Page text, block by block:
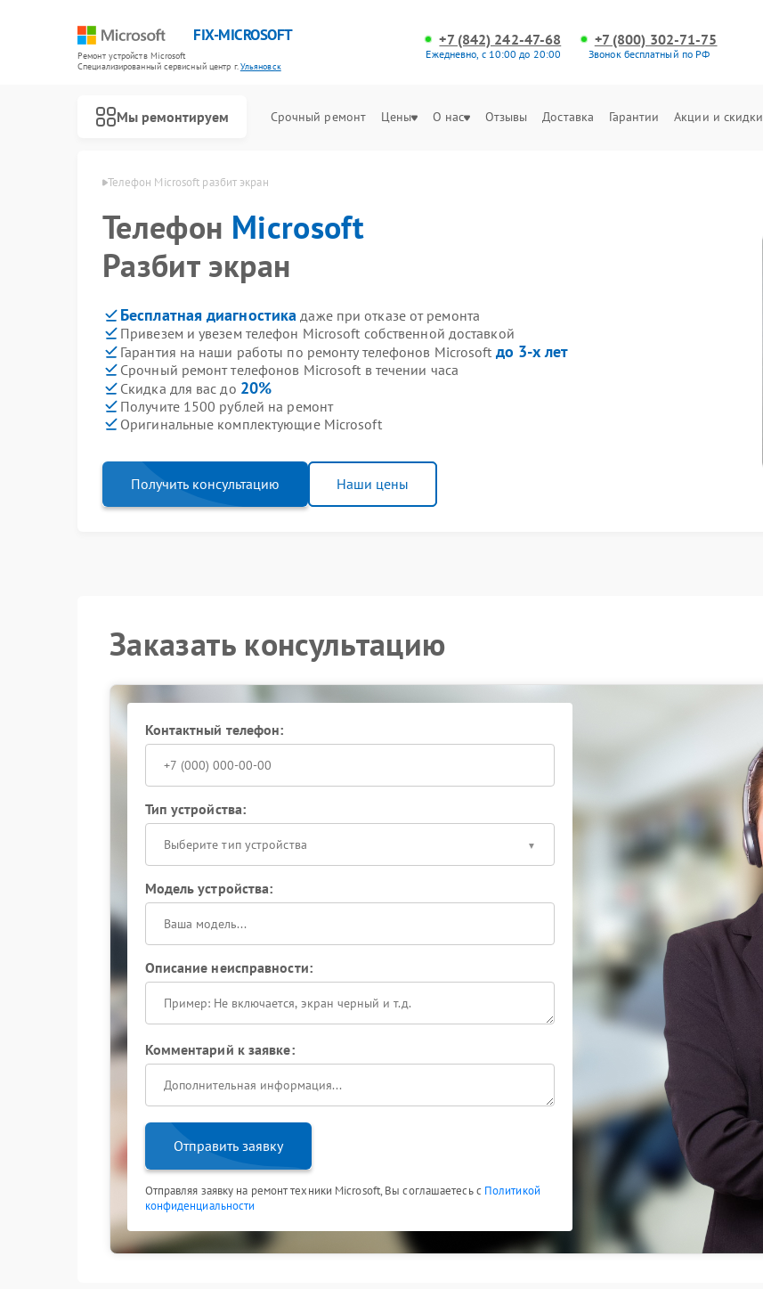
FIX-MICROSOFT
Ремонт устройств Microsoft
Специализированный cервисный центр г.Ульяновск
+7 (842) 242-47-68
Ежедневно, с 10:00 до 20:00
+7 (800) 302-71-75
Звонок бесплатный по РФ
Мы ремонтируем Срочный ремонт Цены О нас Отзывы Доставка Гарантии Акции и скидки
Телефон Microsoft разбит экран
Телефон Microsoft
Разбит экран
Бесплатная диагностика даже при отказе от ремонта
Привезем и увезем телефон Microsoft собственной доставкой
Гарантия на наши работы по ремонту телефонов Microsoft до 3-х лет
Срочный ремонт телефонов Microsoft в течении часа
Скидка для вас до 20%
Получите 1500 рублей на ремонт
Оригинальные комплектующие Microsoft
Получить консультацию Наши цены
Заказать консультацию
Контактный телефон:
Тип устройства:
Выберите тип устройства
Модель устройства:
Описание неисправности:
Комментарий к заявке:
Отправить заявку
Отправляя заявку на ремонт техники Microsoft, Вы соглашаетесь с Политикой
конфиденциальности